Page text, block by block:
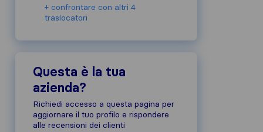
dell'azienda, abbiamo raccolto le
di altre fonti.
alle nostre linee guida sulle
+ confrontare con altri 4
traslocatori
Questa è la tua
azienda?
Richiedi accesso a questa pagina per
aggiornare il tuo profilo e rispondere
alle recensioni dei clienti